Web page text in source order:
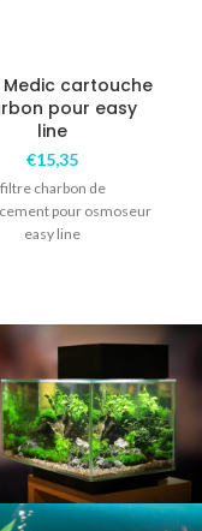
cartouche
pour easy
line
€15,35
filtre charbon de
pour osmoseur
easy line